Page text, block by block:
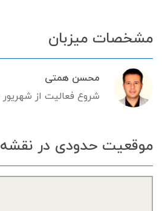
مشخصات میزبان
محسن همتی
شروع فعالیت از شهریور ۹۸
موقعیت حدودی در نقشه